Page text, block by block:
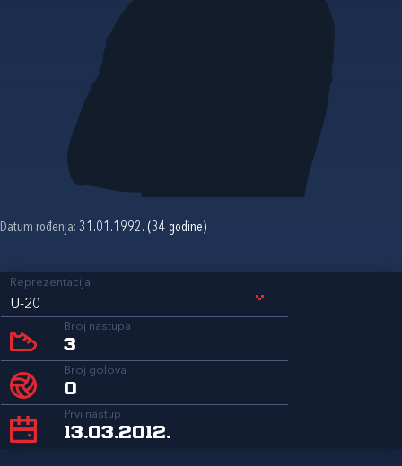
Datum rođenja: 31.01.1992. (34 godine)
Reprezentacija
U-20
Broj nastupa
3
Broj golova
0
Prvi nastup
13.03.2012.